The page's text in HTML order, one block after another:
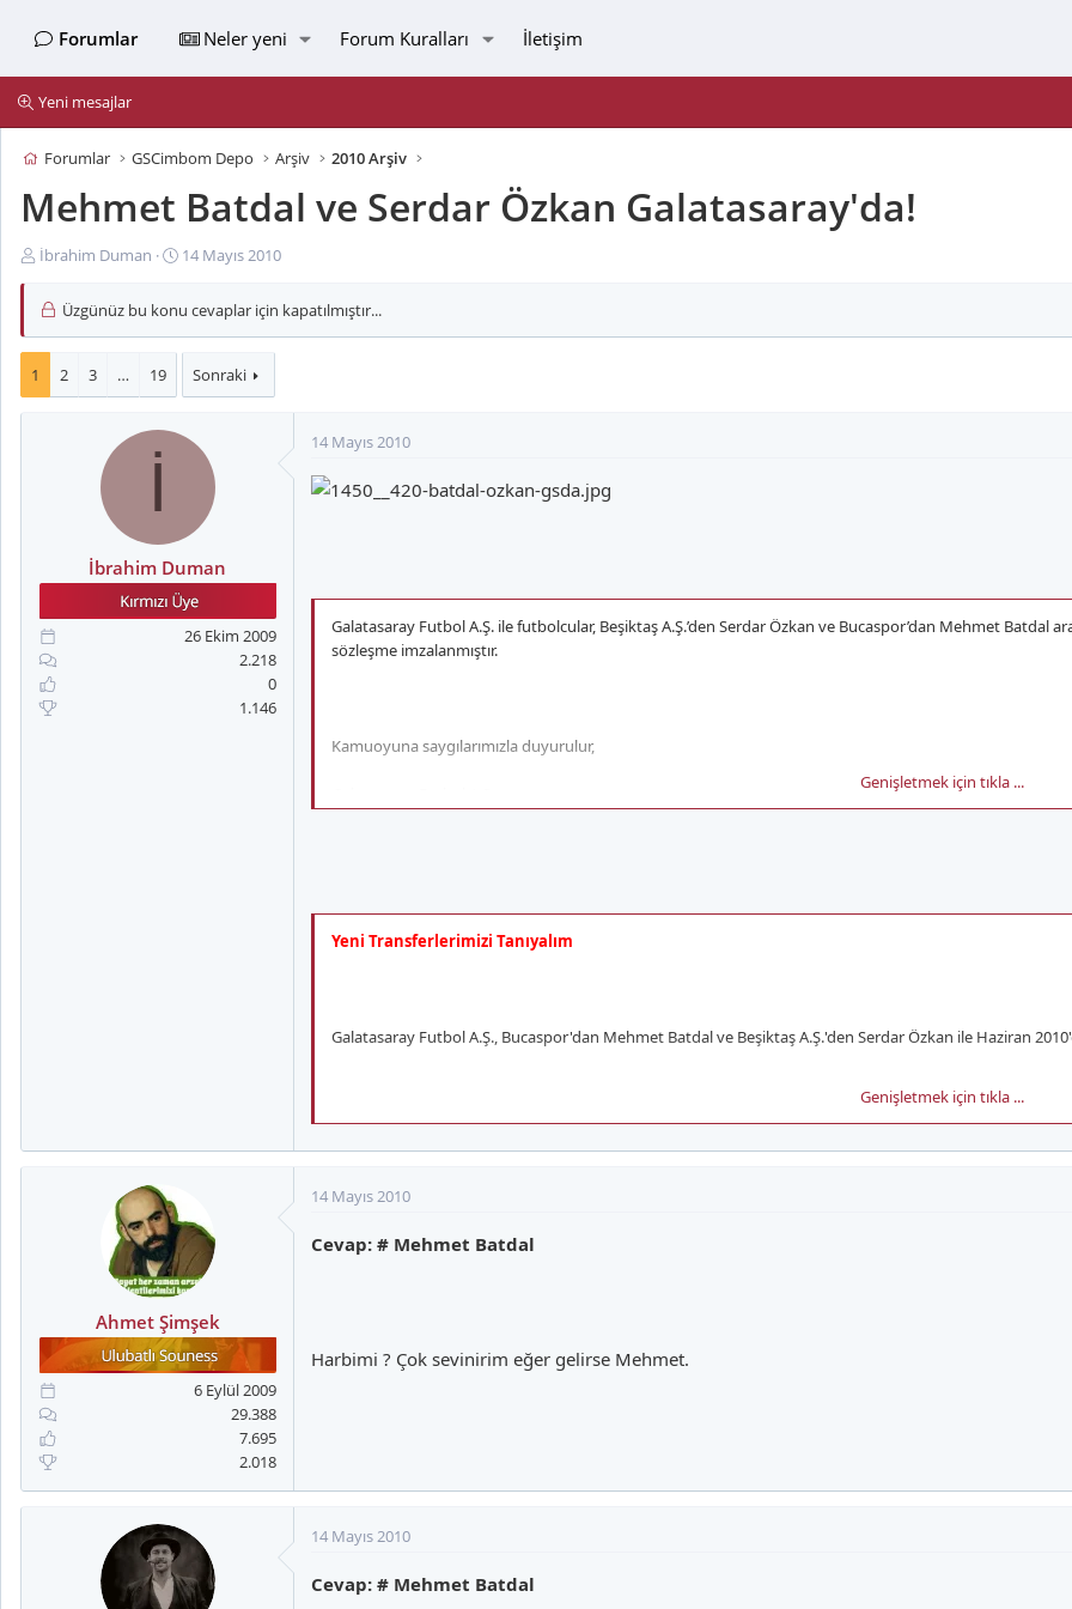
Forumlar Neler yeni Forum Kuralları İletişim
Yeni mesajlar
Forumlar GSCimbom Depo Arşiv 2010 Arşiv
Mehmet Batdal ve Serdar Özkan Galatasaray'da!
K
n
y
B
İbrahim Duman
B
a
g
ç
i
h
i
14 Mayıs 2010
Üzgünüz bu konu cevaplar için kapatılmıştır...
1 2 3 … 19 Sonraki
İ
İbrahim Duman
26 Ekim 2009
2.218
0
1.146
14 Mayıs 2010
Galatasaray Futbol A.Ş. ile futbolcular, Beşiktaş A.Ş.’den Serdar Özkan ve Bucaspor’dan Mehmet Batdal
sözleşme imzalanmıştır.
Kamuoyuna saygılarımızla duyurulur,
Genişletmek için tıkla ...
Yeni Transferlerimizi Tanıyalım
Galatasaray Futbol A.Ş., Bucaspor'dan Mehmet Batdal ve Beşiktaş A.Ş.'den Serdar Özkan ile Haziran
21 kez Bucaspor formasını giyerken, 2 gol attı. Takip eden sezonda 20 maçta 5 gol atan genç oyuncu,
gol sonrası, ligin ikinci yarısında kiralık olarak bir başka İzmir ekibi Altay’ın yolunu tuttu. Siyah beyazlı
Geçirdiği ağır sakatlık sonrasında bir süre sahalardan uzak kalan, bir süre de eski performansından
Genişletmek için tıkla ...
Ahmet Şimşek
6 Eylül 2009
29.388
7.695
2.018
14 Mayıs 2010
Cevap: # Mehmet Batdal
Harbimi ? Çok sevinirim eğer gelirse Mehmet.
14 Mayıs 2010
Cevap: # Mehmet Batdal